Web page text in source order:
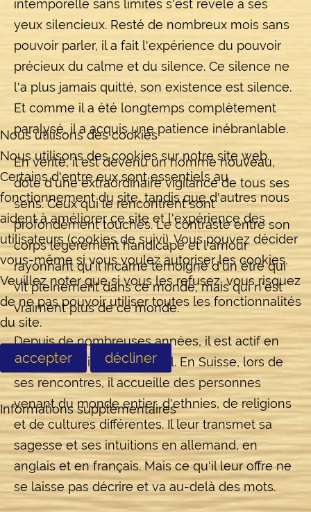
intemporelle sans limites s'est révélé à ses
yeux silencieux. Resté de nombreux mois sans
pouvoir parler, il a fait l'expérience du pouvoir
précieux du calme et du silence. Ce silence ne
l'a plus jamais quitté, son existence est silence.
Et comme il a été longtemps complètement
paralysé, il a acquis une patience inébranlable.
En vérité, il est devenu un homme nouveau,
doté d'une extraordinaire vigilance de tous ses
sens. Ceux qui le rencontrent sont
profondément touchés. Le contraste entre son
corps légèrement handicapé et l'amour
rayonnant qu'il incarne témoigne d'un être qui
vit pleinement dans ce monde, mais qui n'est
vraiment plus de ce monde.
Depuis de nombreuses années, il est actif en
tant qu'enseignant spirituel. En Suisse, lors de
ses rencontres, il accueille des personnes
venant du monde entier, d'ethnies, de religions
et de cultures différentes. Il leur transmet sa
sagesse et ses intuitions en allemand, en
anglais et en français. Mais ce qu'il leur offre ne
se laisse pas décrire et va au-delà des mots.
Nous utilisons des cookies
Nous utilisons des cookies sur notre site web.
Certains d'entre eux sont essentiels au
fonctionnement du site, tandis que d'autres nous
aident à améliorer ce site et l'expérience des
utilisateurs (cookies de suivi). Vous pouvez décider
vous-même si vous voulez autoriser les cookies.
Veuillez noter que si vous les refusez, vous risquez
de ne pas pouvoir utiliser toutes les fonctionnalités
du site.
accepter décliner
Informations supplémentaires